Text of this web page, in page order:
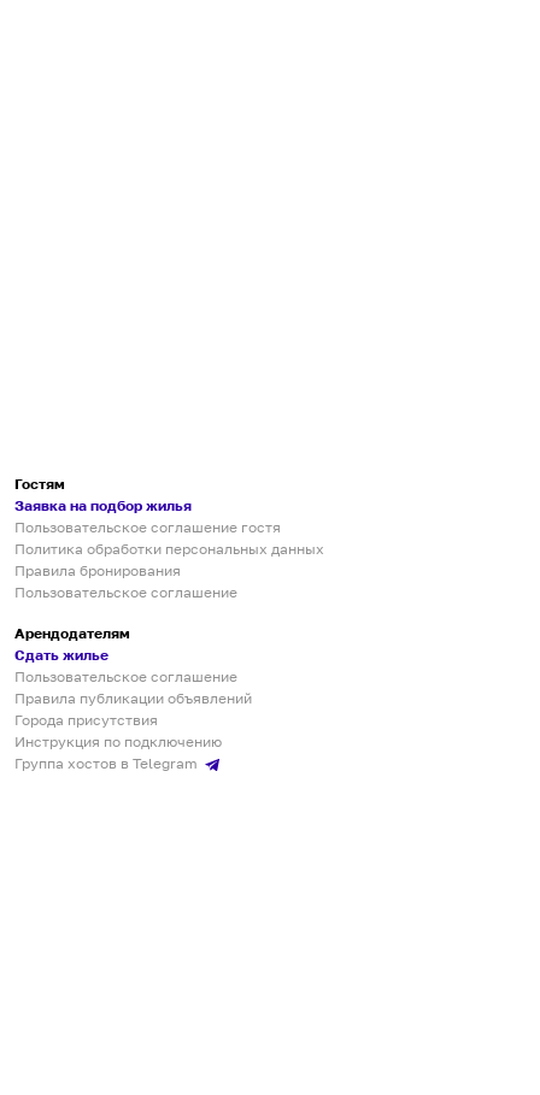
Гостям
Заявка на подбор жилья
Пользовательское соглашение гостя
Политика обработки персональных данных
Правила бронирования
Пользовательское соглашение
Арендодателям
Сдать жилье
Пользовательское соглашение
Правила публикации объявлений
Города присутствия
Инструкция по подключению
Группа хостов в Telegram